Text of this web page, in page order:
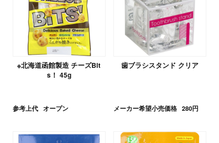
※北海道函館製造 チーズBit
s！ 45g
参考上代 オープン
歯ブラシスタンド クリア
メーカー希望小売価格 280円